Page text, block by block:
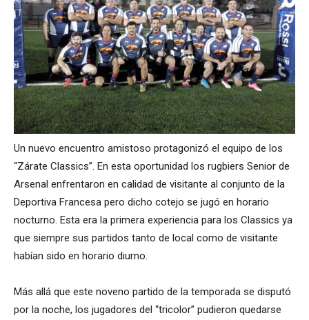
Un nuevo encuentro amistoso protagonizó el equipo de los
“Zárate Classics”. En esta oportunidad los rugbiers Senior de
Arsenal enfrentaron en calidad de visitante al conjunto de la
Deportiva Francesa pero dicho cotejo se jugó en horario
nocturno. Esta era la primera experiencia para los Classics ya
que siempre sus partidos tanto de local como de visitante
habían sido en horario diurno.
Más allá que este noveno partido de la temporada se disputó
por la noche, los jugadores del “tricolor” pudieron quedarse